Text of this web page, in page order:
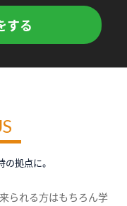
する
拠点に。
られる方はもちろん学